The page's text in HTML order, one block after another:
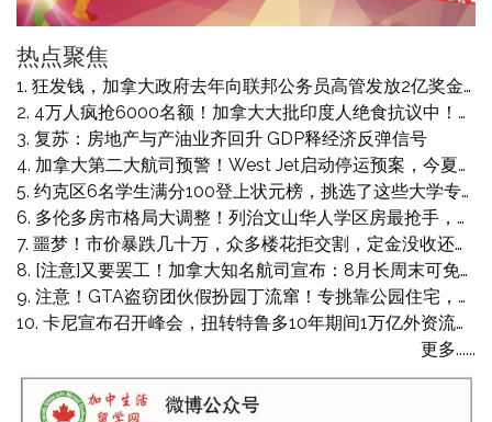
热点聚焦
狂发钱，加拿大政府去年向联邦公务员高管发放2亿奖金！包括：双语奖、风险奖、绩效奖
4万人疯抢6000名额！加拿大大批印度人绝食抗议中！省长狂批“没身份就该回自己国家！”卡尼表态：不知道什么情况
复苏：房地产与产油业齐回升 GDP释经济反弹信号
加拿大第二大航司预警！West Jet启动停运预案，今夏或迎来空乘罢工潮
约克区6名学生满分100登上状元榜，挑选了这些大学专业，大部分准备读医
多伦多房市格局大调整！列治文山华人学区房最抢手，宾顿印度区则惨遭双重打击！
噩梦！市价暴跌几十万，众多楼花拒交割，定金没收还遭起诉索赔，最高索赔$16.6万
[注意]又要罢工！加拿大知名航司宣布：8月长周末可免费改签退票！
注意！GTA盗窃团伙假扮园丁流窜！专挑靠公园住宅，有人$4w珠宝被卷走！
卡尼宣布召开峰会，扭转特鲁多10年期间1万亿外资流失！RBC：加拿大史上最严重
更多......